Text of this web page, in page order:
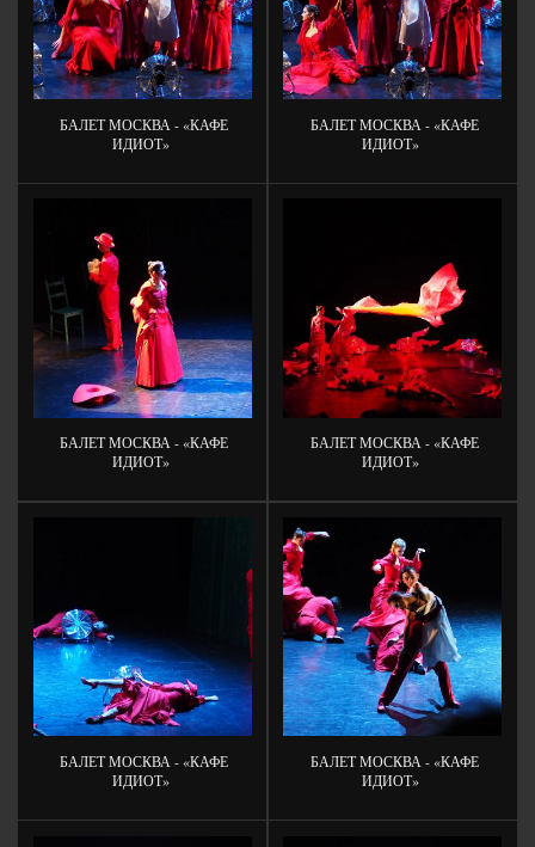
БАЛЕТ МОСКВА - «КАФЕ
ИДИОТ»
БАЛЕТ МОСКВА - «КАФЕ
ИДИОТ»
БАЛЕТ МОСКВА - «КАФЕ
ИДИОТ»
БАЛЕТ МОСКВА - «КАФЕ
ИДИОТ»
БАЛЕТ МОСКВА - «КАФЕ
ИДИОТ»
БАЛЕТ МОСКВА - «КАФЕ
ИДИОТ»